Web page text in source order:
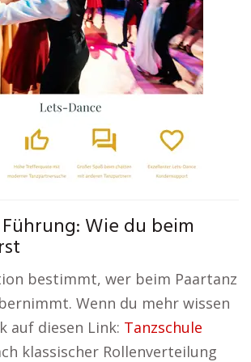
Wie du beim
bestimmt, wer beim Paartanz
Wenn du mehr wissen
auf diesen Link: Tanzschule
klassischer Rollenverteilung